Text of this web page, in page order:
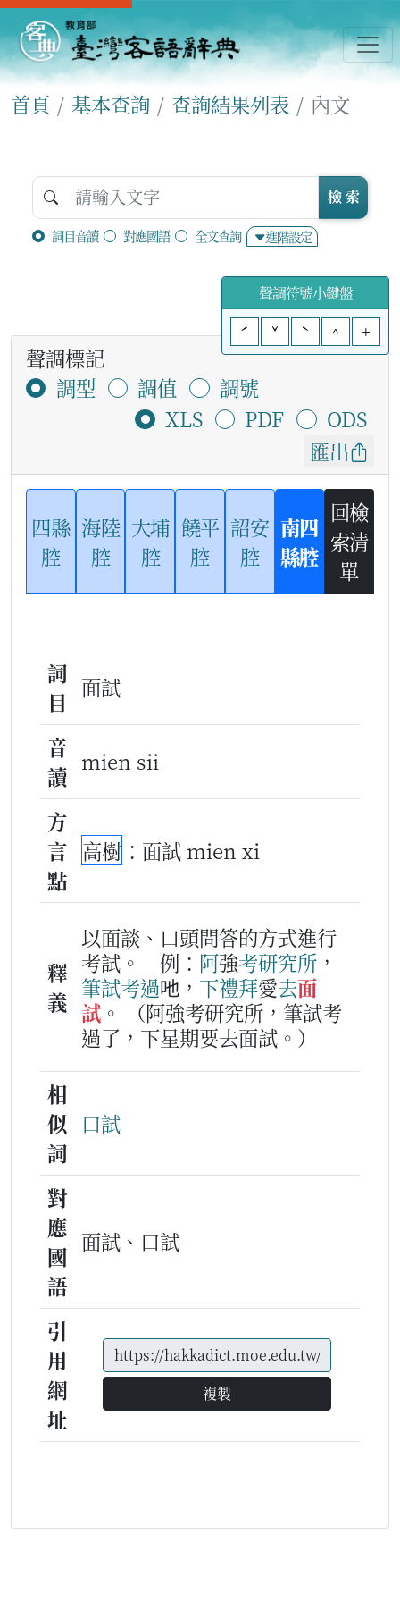
首頁 基本查詢 查詢結果列表 內文
詞目音讀 對應國語 全文查詢 進階設定
檢 索
聲調符號小鍵盤
ˊ
ˇ ˋ ^ +
聲調標記
調型
調值
調號
XLS
PDF
ODS
匯出
四縣
腔
海陸
腔
大埔
腔
饒平
腔
詔安
腔
南四
縣腔
回檢
索清
單
詞
目
面試
音
讀
mien sii
方
言
點
高樹 ：面試 mien xi
釋
義
以面談、口頭問答的方式進行
考試。
例： 阿強考研究所 ，
筆試考過吔， 下禮拜愛去面
試 。
（阿強考研究所，筆試考
過了，下星期要去面試。）
相
似
詞
口試
對
應
國
語
面試、口試
引
用
網
址
複製